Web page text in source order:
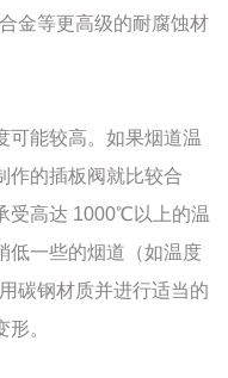
金等更高级的耐腐蚀材
可能较高。如果烟道温
作的插板阀就比较合
受高达 1000℃以上的温
低一些的烟道（如温度
碳钢材质并进行适当的
。